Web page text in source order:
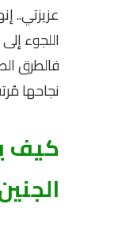
عزيزتي..
اللجوء
فالطرق
نجاحها
كيف